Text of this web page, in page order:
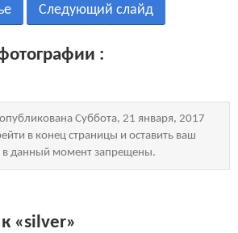
Следующий слайд
:
Суббота, 21 января, 2017
в конец страницы и оставить ваш
данный момент запрещены.
«silver»